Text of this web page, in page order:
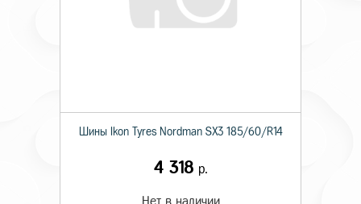
Шины Ikon Tyres Nordman SX3 185/60/R14
4 318 р.
Нет в наличии